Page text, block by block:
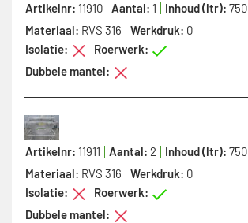
Artikelnr: 11910 Aantal: 1 Inhoud (ltr): 750
Materiaal: RVS 316 Werkdruk: 0
Isolatie:
Roerwerk:
Dubbele mantel:
Artikelnr: 11911 Aantal: 2 Inhoud (ltr): 750
Materiaal: RVS 316 Werkdruk: 0
Isolatie:
Roerwerk:
Dubbele mantel: